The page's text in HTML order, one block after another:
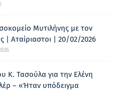
Μυτιλήνης με τον
| Αταίριαστοι | 20/02/2026
Κ. Τασούλα για την Ελένη
– «Ήταν υπόδειγμα